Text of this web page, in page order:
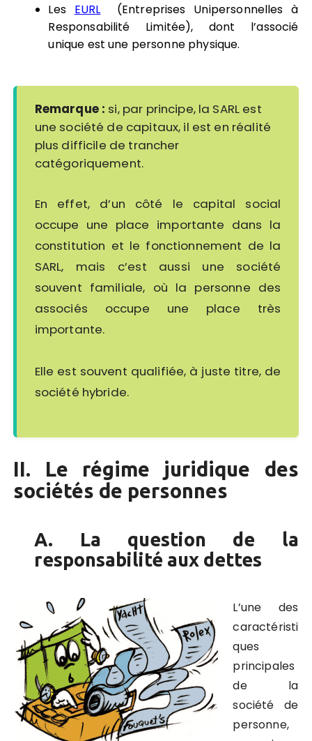
Les EURL
(Entreprises Unipersonnelles à
Responsabilité Limitée),dont l’associé
unique est une personne physique.
Remarque : si, par principe, la SARL est
une société de capitaux, il est en réalité
plus difficile de trancher
catégoriquement.
En effet, d’un côté le capital social
occupe une place importante dans la
constitution et le fonctionnement de la
SARL, mais c’est aussi une société
souvent familiale, où la personne des
associés occupe une place très
importante.
Elle est souvent qualifiée, à juste titre, de
société hybride.
II. Le régime juridique des
sociétés de personnes
A. La question de la
responsabilité aux dettes
L’une des
caractéristi
ques
principales
de la
société de
personne,